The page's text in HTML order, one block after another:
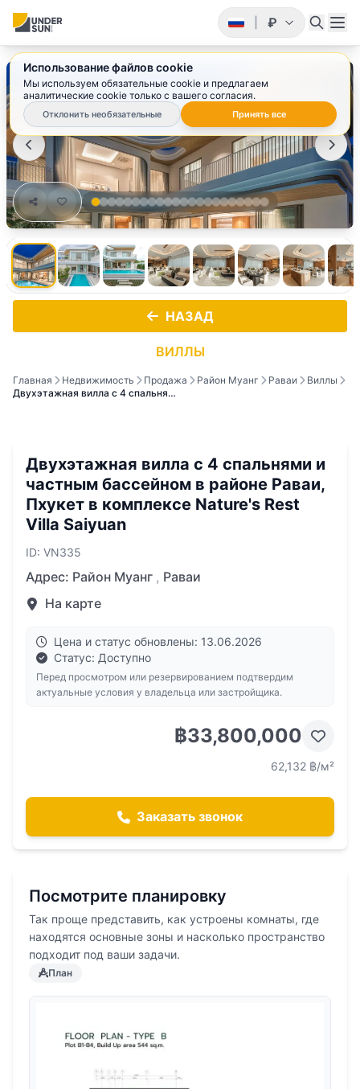
₽
НАЗАД
ВИЛЛЫ
Главная Недвижимость Продажа Район Муанг Раваи
Виллы
Двухэтажная вилла с 4 спальня…
Двухэтажная вилла с 4 спальнями и
частным бассейном в районе Раваи,
Пхукет в комплексе Nature's Rest
Villa Saiyuan
ID: VN335
Адрес: Район Муанг , Раваи
На карте
Цена и статус обновлены: 13.06.2026
Статус: Доступно
Перед просмотром или резервированием подтвердим
актуальные условия у владельца или застройщика.
฿33,800,000
62,132 ฿/м²
Заказать звонок
Посмотрите планировку
Так проще представить, как устроены комнаты, где
находятся основные зоны и насколько пространство
подходит под ваши задачи.
План
Использование файлов cookie
Мы используем обязательные cookie и предлагаем
аналитические cookie только с вашего согласия.
Отклонить необязательные Принять все